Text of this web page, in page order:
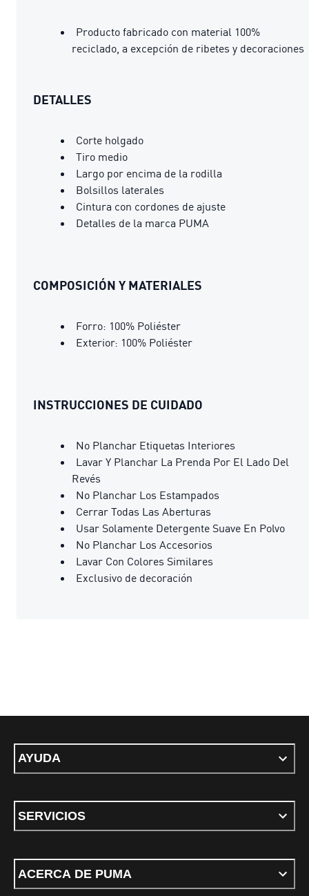
Producto fabricado con material 100%
reciclado, a excepción de ribetes y decoraciones
DETALLES
Corte holgado
Tiro medio
Largo por encima de la rodilla
Bolsillos laterales
Cintura con cordones de ajuste
Detalles de la marca PUMA
COMPOSICIÓN Y MATERIALES
Forro: 100% Poliéster
Exterior: 100% Poliéster
INSTRUCCIONES DE CUIDADO
No Planchar Etiquetas Interiores
Lavar Y Planchar La Prenda Por El Lado Del
Revés
No Planchar Los Estampados
Cerrar Todas Las Aberturas
Usar Solamente Detergente Suave En Polvo
No Planchar Los Accesorios
Lavar Con Colores Similares
Exclusivo de decoración
AYUDA
SERVICIOS
ACERCA DE PUMA